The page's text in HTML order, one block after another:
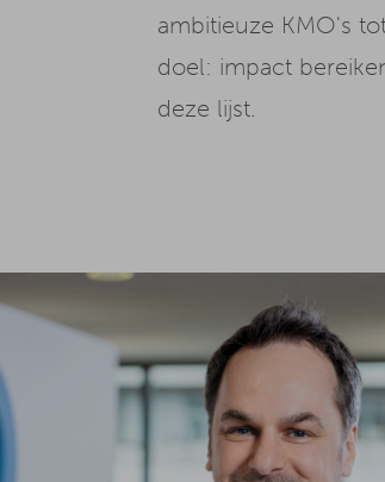
ambitieuze KMO's
doel: impact
deze lijst.